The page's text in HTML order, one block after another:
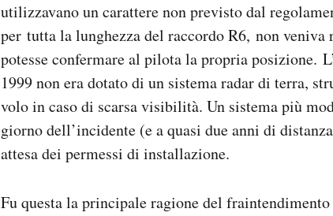
utilizzavano un carattere non previsto dal
per tutta la lunghezza del raccordo R6, non veniva
potesse confermare al pilota la propria posizione.
1999 non era dotato di un sistema radar di terra,
volo in caso di scarsa visibilità. Un sistema più
giorno dell’incidente (e a quasi due anni di
attesa dei permessi di installazione.
Fu questa la principale ragione del